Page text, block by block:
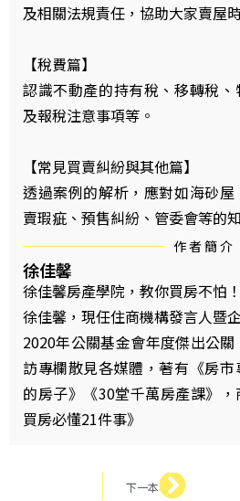
及相關法規責任，協助大家賣屋
【稅費篇】
認識不動產的持有稅、移轉稅
及報稅注意事項等。
【常見買賣糾紛與其他篇】
透過案例的解析，應對如海砂
賣瑕疵、預售糾紛、管委會等的
作者簡介
徐佳馨
徐佳馨房產學院，教你買房不怕！
徐佳馨，現任住商機構發言人暨
2020年公關基金會年度傑出公
訪專欄散見各媒體，著有《房
的房子》《30堂千萬房產課》
買房必懂21件事》
下一本